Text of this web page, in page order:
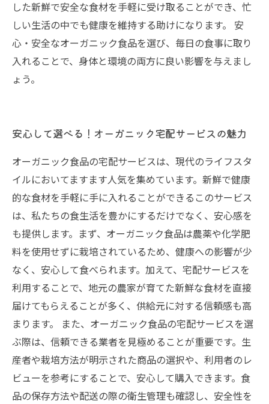
した新鮮で安全な食材を手軽に受け取ることができ、忙
しい生活の中でも健康を維持する助けになります。 安
心・安全なオーガニック食品を選び、毎日の食事に取り
入れることで、身体と環境の両方に良い影響を与えまし
ょう。
安心して選べる！オーガニック宅配サービスの魅力
オーガニック食品の宅配サービスは、現代のライフスタ
イルにおいてますます人気を集めています。新鮮で健康
的な食材を手軽に手に入れることができるこのサービス
は、私たちの食生活を豊かにするだけでなく、安心感を
も提供します。まず、オーガニック食品は農薬や化学肥
料を使用せずに栽培されているため、健康への影響が少
なく、安心して食べられます。加えて、宅配サービスを
利用することで、地元の農家が育てた新鮮な食材を直接
届けてもらえることが多く、供給元に対する信頼感も高
まります。 また、オーガニック食品の宅配サービスを選
ぶ際は、信頼できる業者を見極めることが重要です。生
産者や栽培方法が明示された商品の選択や、利用者のレ
ビューを参考にすることで、安心して購入できます。食
品の保存方法や配送の際の衛生管理も確認し、安全性を